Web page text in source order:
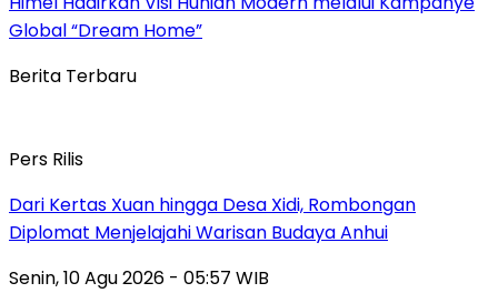
Global “Dream Home”
Berita Terbaru
Pers Rilis
Dari Kertas Xuan hingga Desa Xidi, Rombongan
Diplomat Menjelajahi Warisan Budaya Anhui
Senin, 10 Agu 2026 - 05:57 WIB